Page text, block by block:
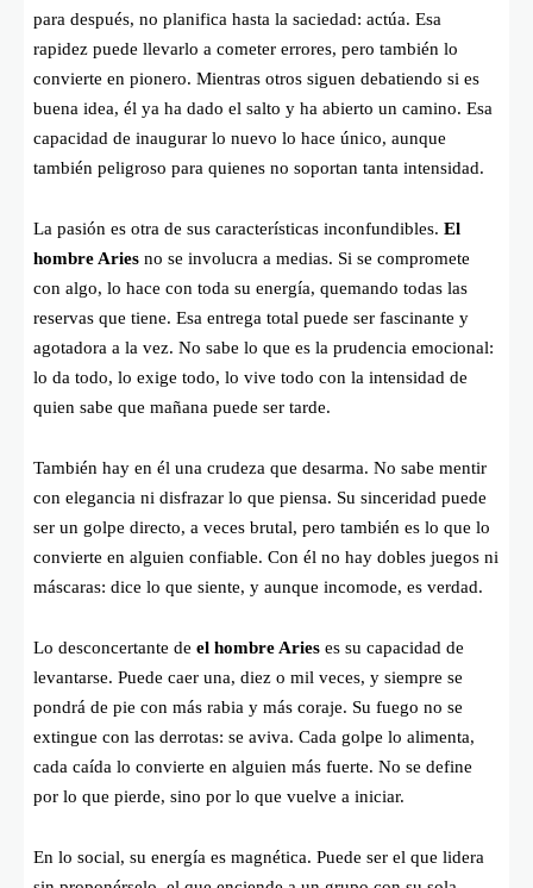
para después, no planifica hasta la saciedad: actúa. Esa
rapidez puede llevarlo a cometer errores, pero también lo
convierte en pionero. Mientras otros siguen debatiendo si es
buena idea, él ya ha dado el salto y ha abierto un camino. Esa
capacidad de inaugurar lo nuevo lo hace único, aunque
también peligroso para quienes no soportan tanta intensidad.
La pasión es otra de sus características inconfundibles. El
hombre Aries no se involucra a medias. Si se compromete
con algo, lo hace con toda su energía, quemando todas las
reservas que tiene. Esa entrega total puede ser fascinante y
agotadora a la vez. No sabe lo que es la prudencia emocional:
lo da todo, lo exige todo, lo vive todo con la intensidad de
quien sabe que mañana puede ser tarde.
También hay en él una crudeza que desarma. No sabe mentir
con elegancia ni disfrazar lo que piensa. Su sinceridad puede
ser un golpe directo, a veces brutal, pero también es lo que lo
convierte en alguien confiable. Con él no hay dobles juegos ni
máscaras: dice lo que siente, y aunque incomode, es verdad.
Lo desconcertante de el hombre Aries es su capacidad de
levantarse. Puede caer una, diez o mil veces, y siempre se
pondrá de pie con más rabia y más coraje. Su fuego no se
extingue con las derrotas: se aviva. Cada golpe lo alimenta,
cada caída lo convierte en alguien más fuerte. No se define
por lo que pierde, sino por lo que vuelve a iniciar.
En lo social, su energía es magnética. Puede ser el que lidera